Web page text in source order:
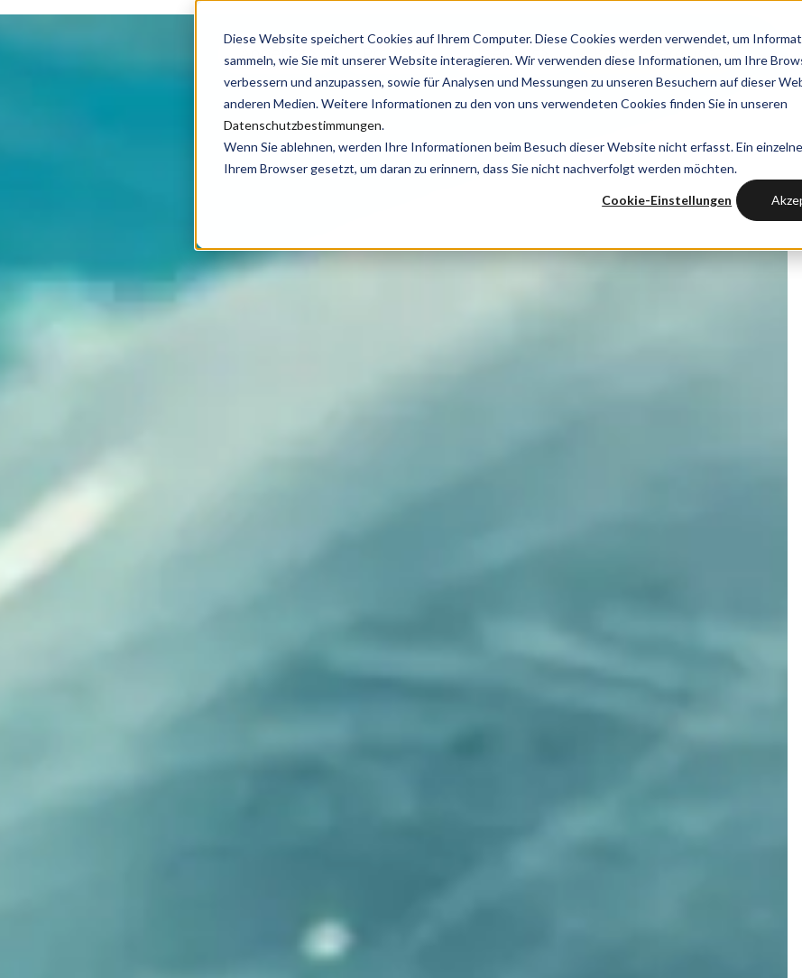
Diese Website speichert Cookies auf Ihrem Computer. Diese Cookies werden verwendet, um
sammeln, wie Sie mit unserer Website interagieren. Wir verwenden diese Informationen, um Ihre
verbessern und anzupassen, sowie für Analysen und Messungen zu unseren Besuchern auf dieser
anderen Medien. Weitere Informationen zu den von uns verwendeten Cookies finden Sie in unseren
Datenschutzbestimmungen.
Wenn Sie ablehnen, werden Ihre Informationen beim Besuch dieser Website nicht erfasst. Ein
Ihrem Browser gesetzt, um daran zu erinnern, dass Sie nicht nachverfolgt werden möchten.
Cookie-Einstellungen
Angebot Projekte Über uns Kontaktiere uns